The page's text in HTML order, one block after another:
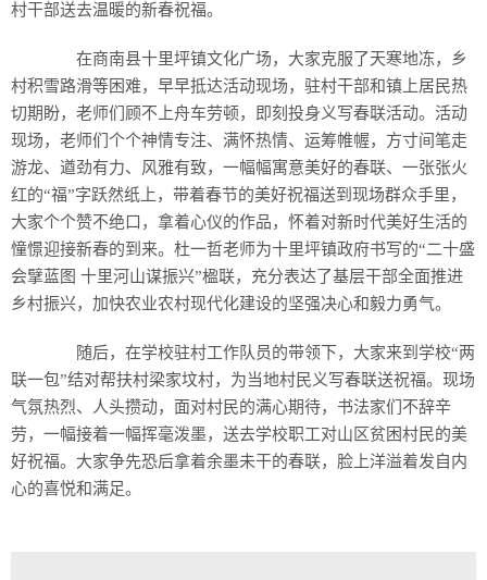
村干部送去温暖的新春祝福。
在商南县十里坪镇文化广场，大家克服了天寒地冻，乡
村积雪路滑等困难，早早抵达活动现场，驻村干部和镇上居民热
切期盼，老师们顾不上舟车劳顿，即刻投身义写春联活动。活动
现场，老师们个个神情专注、满怀热情、运筹帷幄，方寸间笔走
游龙、遒劲有力、风雅有致，一幅幅寓意美好的春联、一张张火
红的“福”字跃然纸上，带着春节的美好祝福送到现场群众手里，
大家个个赞不绝口，拿着心仪的作品，怀着对新时代美好生活的
憧憬迎接新春的到来。杜一哲老师为十里坪镇政府书写的“二十盛
会擘蓝图 十里河山谋振兴”楹联，充分表达了基层干部全面推进
乡村振兴，加快农业农村现代化建设的坚强决心和毅力勇气。
随后，在学校驻村工作队员的带领下，大家来到学校“两
联一包”结对帮扶村梁家坟村，为当地村民义写春联送祝福。现场
气氛热烈、人头攒动，面对村民的满心期待，书法家们不辞辛
劳，一幅接着一幅挥毫泼墨，送去学校职工对山区贫困村民的美
好祝福。大家争先恐后拿着余墨未干的春联，脸上洋溢着发自内
心的喜悦和满足。